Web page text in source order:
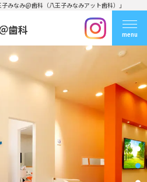
みなみ@歯科（八王子みなみアット歯科）」
menu